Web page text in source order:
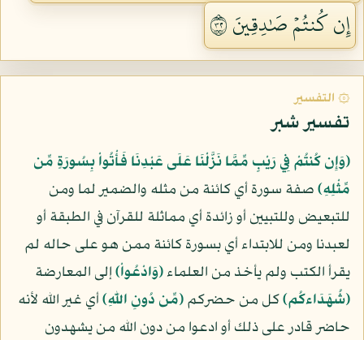
إِن كُنتُمۡ صَٰدِقِينَ ٢٣
۞ التفسير
تفسير شبر
﴿وَإِن كُنتُمْ فِي رَيْبٍ مِّمَّا نَزَّلْنَا عَلَى عَبْدِنَا فَأْتُواْ بِسُورَةٍ مِّن
مِّثْلِهِ﴾صفة سورة أي كائنة من مثله والضمير لما ومن
للتبعيض وللتبيين أو زائدة أي مماثلة للقرآن في الطبقة أو
لعبدنا ومن للابتداء أي بسورة كائنة ممن هو على حاله لم
يقرأ الكتب ولم يأخذ من العلماء﴿وَادْعُواْ﴾إلى المعارضة
﴿شُهَدَاءكُم﴾كل من حضركم﴿مِّن دُونِ اللّهِ﴾أي غير الله لأنه
حاضر قادر على ذلك أو ادعوا من دون الله من يشهدون